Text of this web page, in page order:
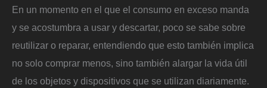
En un momento en el que el consumo en exceso manda
y se acostumbra a usar y descartar, poco se sabe sobre
reutilizar o reparar, entendiendo que esto también implica
no solo comprar menos, sino también alargar la vida útil
de los objetos y dispositivos que se utilizan diariamente.